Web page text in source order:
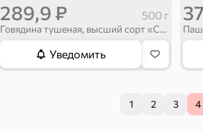
289,9 ₽ 500 г
Говядина тушеная, высший сорт «Семейный бюджет», 500 г
Уведомить
1 2 3 4